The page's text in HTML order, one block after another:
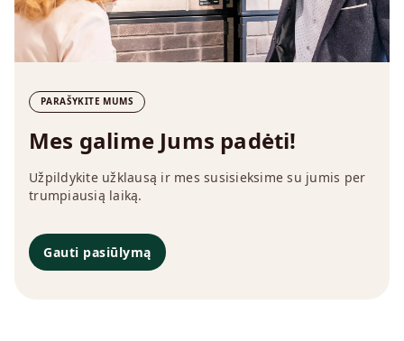
PARAŠYKITE MUMS
Mes galime Jums padėti!
Užpildykite užklausą ir mes susisieksime su jumis per
trumpiausią laiką.
Gauti pasiūlymą